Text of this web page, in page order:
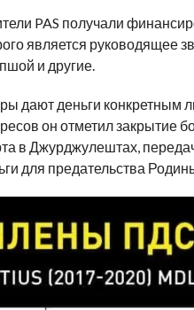
PAS получали
является руководящее
и другие.
дают деньги конкретным
он отметил закрытие
в Джурджулештах,
для предательства